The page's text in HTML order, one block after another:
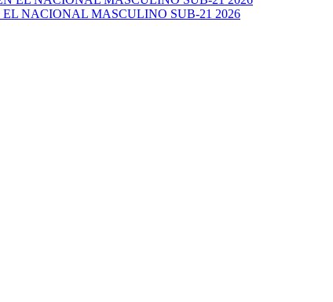
NACIONAL MASCULINO SUB-21 2026